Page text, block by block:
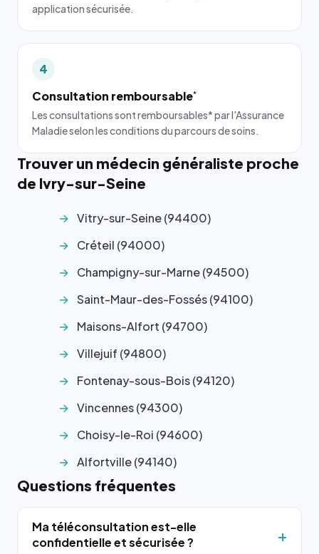
application sécurisée.
4
Consultation remboursable*
Les consultations sont remboursables* par l'Assurance
Maladie selon les conditions du parcours de soins.
Trouver un médecin généraliste proche
de Ivry-sur-Seine
Vitry-sur-Seine (94400)
Créteil (94000)
Champigny-sur-Marne (94500)
Saint-Maur-des-Fossés (94100)
Maisons-Alfort (94700)
Villejuif (94800)
Fontenay-sous-Bois (94120)
Vincennes (94300)
Choisy-le-Roi (94600)
Alfortville (94140)
Questions fréquentes
Ma téléconsultation est-elle
confidentielle et sécurisée ?